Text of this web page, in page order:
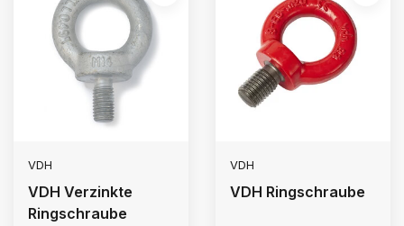
VDH
VDH Verzinkte
Ringschraube
VDH
VDH Ringschraube